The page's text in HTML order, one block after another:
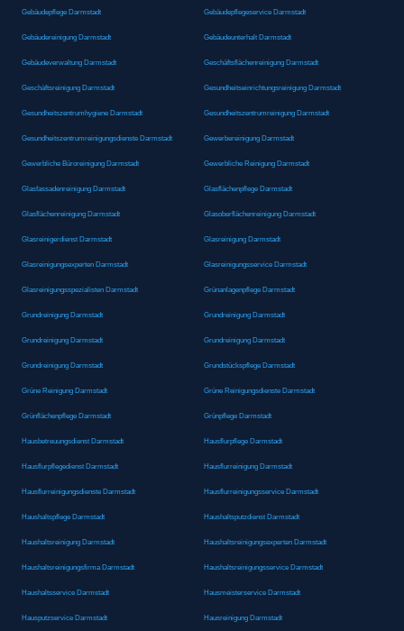
Gebäudepflege Darmstadt Gebäudepflegeservice Darmstadt
Gebäudereinigung Darmstadt Gebäudeunterhalt Darmstadt
Gebäudeverwaltung Darmstadt Geschäftsflächenreinigung Darmstadt
Geschäftsreinigung Darmstadt Gesundheitseinrichtungsreinigung Darmstadt
Gesundheitszentrumhygiene Darmstadt Gesundheitszentrumreinigung Darmstadt
Gesundheitszentrumreinigungsdienste Darmstadt Gewerbereinigung Darmstadt
Gewerbliche Büroreinigung Darmstadt Gewerbliche Reinigung Darmstadt
Glasfassadenreinigung Darmstadt Glasflächenpflege Darmstadt
Glasflächenreinigung Darmstadt Glasoberflächenreinigung Darmstadt
Glasreinigerdienst Darmstadt Glasreinigung Darmstadt
Glasreinigungsexperten Darmstadt Glasreinigungsservice Darmstadt
Glasreinigungsspezialisten Darmstadt Grünanlagenpflege Darmstadt
Grundreinigung Darmstadt Grundreinigung Darmstadt
Grundreinigung Darmstadt Grundreinigung Darmstadt
Grundreinigung Darmstadt Grundstückspflege Darmstadt
Grüne Reinigung Darmstadt Grüne Reinigungsdienste Darmstadt
Grünflächenpflege Darmstadt Grünpflege Darmstadt
Hausbetreuungsdienst Darmstadt Hausflurpflege Darmstadt
Hausflurpflegedienst Darmstadt Hausflurreinigung Darmstadt
Hausflurreinigungsdienste Darmstadt Hausflurreinigungsservice Darmstadt
Haushaltspflege Darmstadt Haushaltsputzdienst Darmstadt
Haushaltsreinigung Darmstadt Haushaltsreinigungsexperten Darmstadt
Haushaltsreinigungsfirma Darmstadt Haushaltsreinigungsservice Darmstadt
Haushaltsservice Darmstadt Hausmeisterservice Darmstadt
Hausputzservice Darmstadt Hausreinigung Darmstadt